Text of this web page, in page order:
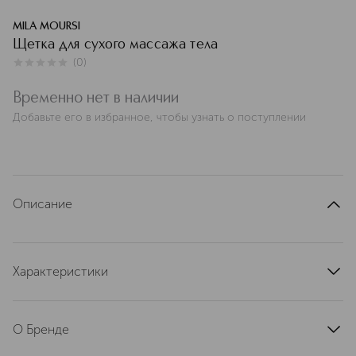
MILA MOURSI
Щетка для сухого массажа тела
(0)
Временно нет в наличии
Добавьте его в избранное, чтобы узнать о поступлении
Описание
Характеристики
О Бренде